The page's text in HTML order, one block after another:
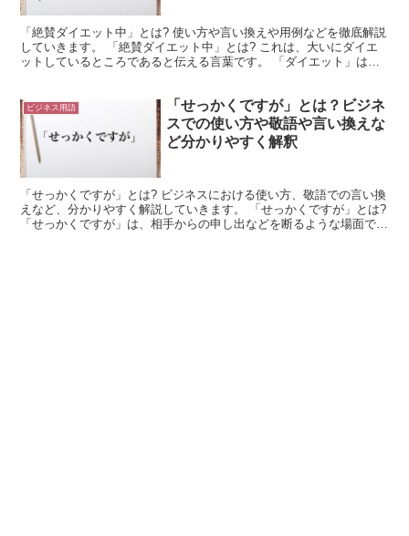
「絶賛ダイエット中」とは? 使い方や言い換えや用例などを徹底解説
していきます。 「絶賛ダイエット中」とは? これは、大いにダイエ
ットしているところであると伝える言葉です。 「ダイエット」は英
ビジネス用語
「せっかくですが」とは？ビジネ
スでの使い方や敬語や言い換えな
ど分かりやすく解釈
「せっかくですが」とは? ビジネスにおける使い方、敬語での言い換
えなど、分かりやすく解説していきます。 「せっかくですが」とは?
「せっかくですが」は、相手からの申し出などを断るような場面で使